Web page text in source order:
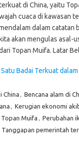
di China, yaitu
cuaca di kawasan
dalam catatan
kita akan mengulas asal-
Topan Muifa. Latar
Badai Terkuat dalam
China , Bencana alam di
, Kerugian ekonomi
Muifa , Perubahan
Tanggapan pemerintah